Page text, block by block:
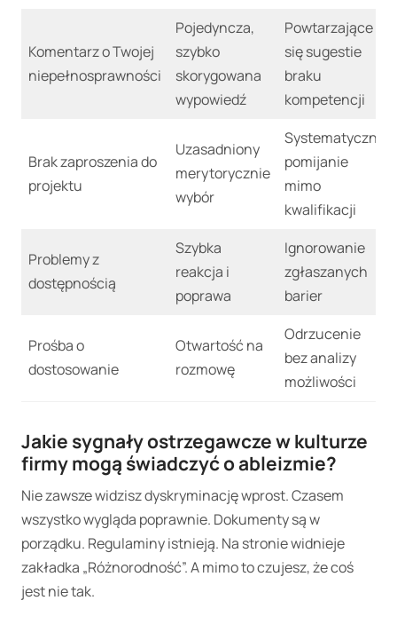
Komentarz o Twojej
niepełnosprawności
Pojedyncza,
szybko
skorygowana
wypowiedź
Powtarzające
się sugestie
braku
kompetencji
Brak zaproszenia do
projektu
Uzasadniony
merytorycznie
wybór
Systematyczne
pomijanie
mimo
kwalifikacji
Problemy z
dostępnością
Szybka
reakcja i
poprawa
Ignorowanie
zgłaszanych
barier
Prośba o
dostosowanie
Otwartość na
rozmowę
Odrzucenie
bez analizy
możliwości
Jakie sygnały ostrzegawcze w kulturze
firmy mogą świadczyć o ableizmie?
Nie zawsze widzisz dyskryminację wprost. Czasem
wszystko wygląda poprawnie. Dokumenty są w
porządku. Regulaminy istnieją. Na stronie widnieje
zakładka „Różnorodność”. A mimo to czujesz, że coś
jest nie tak.